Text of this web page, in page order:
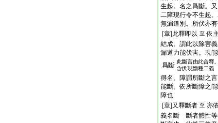
生起。名之爲斷。
二障現行令不生起
無漏道別。所伏亦
[章]此釋即以 至 依
結成。謂此以除害
漏道力能伏害。現
爲斷 此斷言由此合釋
含伏現斷種二義
得名。障謂所斷之
能斷。依所斷障之
障也
[章]又釋斷者 至 亦
義名斷 斷者體性等